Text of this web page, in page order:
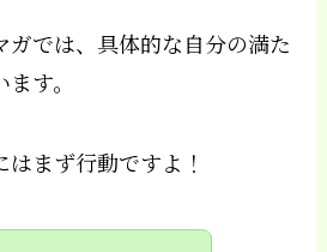
ガでは、具体的な自分の満た
す。
まず行動ですよ！